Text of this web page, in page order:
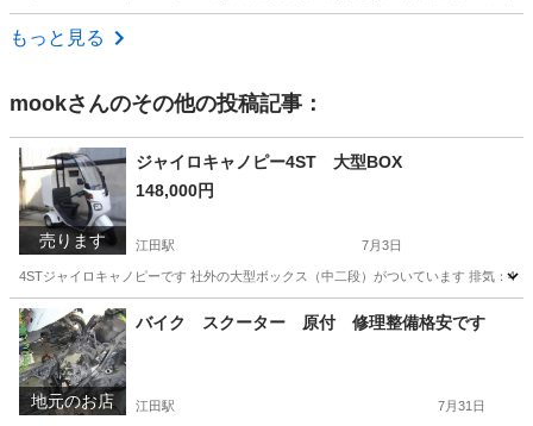
神奈川 横浜市
もっと見る
mookさんのその他の投稿記事：
売ります
ジャイロキャノピー4ST 大型BOX
148,000円
江田駅 7月3日
4STジャイロキャノピーです 社外の大型ボックス（中二段）がついています 排気：
神奈川 横浜市 江田駅 ホンダ ジャイロキャノピー
地元のお店
バイク スクーター 原付 修理整備格安です
江田駅 7月31日